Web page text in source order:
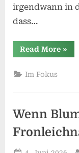
irgendwann in
dass…
Read More“Zum
Tag
im
und
»
Im Fokus
Wenn